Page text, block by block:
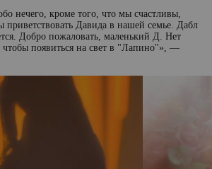
нечего, кроме того, что мы счастливы,
приветствовать Давида в нашей семье. Дабл
Добро пожаловать, маленький Д. Нет
чтобы появиться на свет в "Лапино"», —